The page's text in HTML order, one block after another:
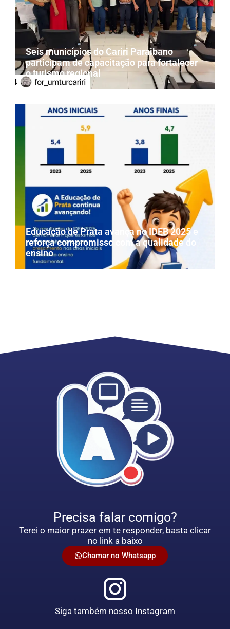
Seis municípios do Cariri Paraibano
participam de capacitação para fortalecer
o turismo regional
Educação de Prata avança no IDEB 2025 e
reforça compromisso com a qualidade do
ensino
Precisa falar comigo?
Terei o maior prazer em te responder, basta clicar
no link a baixo
Chamar no Whatsapp
Siga também nosso Instagram